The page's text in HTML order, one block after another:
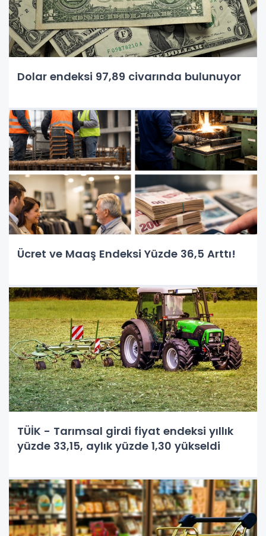
Dolar endeksi 97,89 civarında bulunuyor
Ücret ve Maaş Endeksi Yüzde 36,5 Arttı!
TÜİK - Tarımsal girdi fiyat endeksi yıllık
yüzde 33,15, aylık yüzde 1,30 yükseldi